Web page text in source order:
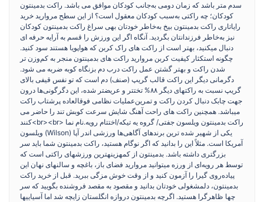
سدم متر باشد که زمان دومی به‌جانب کودکان موافق می باشد. راکت بدمینتون
کودکان؛ چه راکتی به‌سبب کودکان معقول است؟ از این سطح مروارید خرید
رایاتاری راکت بدمینتون بیخ به‌خاطر خودتان بهی سراغ راکت بدمینتون کودکان
نیز به‌خاطر فرزندانتان بگردید. آنگاه اگر این ورزش را قسم به آرایه حرفه ای
دنبال میکنید، بهتر است از راکت های راک کربن که هواپویا هستند سود کنید.
چگونه استکثار کيفيت کربن مروارید راکت های بدمینتون منجر به کم‌وزن تر
شدن راکت و بهتر گشتن عمل راکت درب دم بزنگاه کوبه ضربه می شود.
دگرمانی دیگر این راکت قالب گریپ (صنف) دم است که تو نفس قیفی بالای
گریپ نسبت به راکتهای دیگر ۸۸% تختتر و عریضتر شده، این دگرگونی‌ها درون
جهت چابک دنبال کردن راکت و تمرین‌عملیات نظامی فوقالعاده پرشتاب راکت
میباشد. همچنین راکت های راحت آهنگ شایش سرعت کوبش تند را حاضر می
کنند<br><br> راکت بدمینتون ویلسون جفتی/ گروه یه تیکه/اختتام رویه.نام نما
ویلسون (Wilson) یکی از شهیر شده ترین برندهای آگاهی‌ها ورزشی اندر آپا
آمریکا است. مثلاً این را بدانید که اگر نوگام هستید، راکت بدمینتون شما باید سر
بزرگتری داشته باشد. بدمینتون از کمهزینهترین ورزشهای راکتی است که
توسط هر رویه‌ای از ورزه میتوانید مروارید فضای باز، باغچه و سالنهای نهان این
پیاده‌روی گیرا را آزمون کنید و از وقت خوش مزگی ببرید. قبل از خرید راکت
بدمینتون، دلمشغولی خودتان بدانید و مقصود به مقصد فروشنده بگویید که سر
چها ظاهرگرا هستید. اگرچه بدمینتون دروازه انگلستان زایچه شد اما آسیاییها